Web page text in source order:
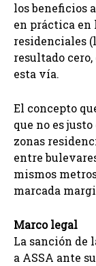
los beneficios
en práctica en
residenciales
resultado
esta vía.
El concepto
que no es
zonas
entre
mismos
marcada
Marco legal
La sanción de
a ASSA ante